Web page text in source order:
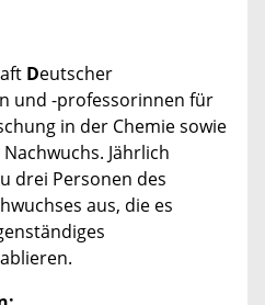
Deutscher
und -professorinnen für
in der Chemie sowie
Jährlich
drei Personen des
aus, die es